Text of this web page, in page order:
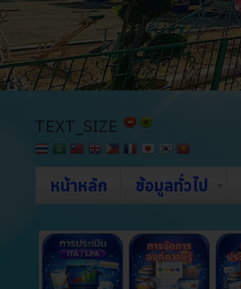
TEXT_SIZE
หน้าหลัก ข้อมูลทั่วไป